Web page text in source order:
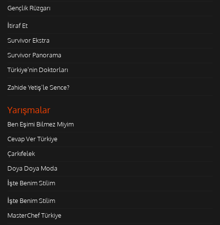
Gençlik Rüzgarı
İtiraf Et
Survivor Ekstra
Survivor Panorama
Türkiye'nin Doktorları
Zahide Yetiş'le Sence?
Yarışmalar
Ben Eşimi Bilmez Miyim
Cevap Ver Türkiye
Çarkıfelek
Doya Doya Moda
İşte Benim Stilim
İşte Benim Stilim
MasterChef Türkiye